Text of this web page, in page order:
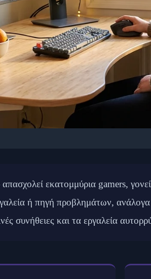
Gaming
Φεβρουαρίου 2026⏱️ 13 λεπτά ανάγνωσης
εκατομμύρια gamers,
ή πηγή προβλημάτων,
συνήθειες και τα εργαλεία